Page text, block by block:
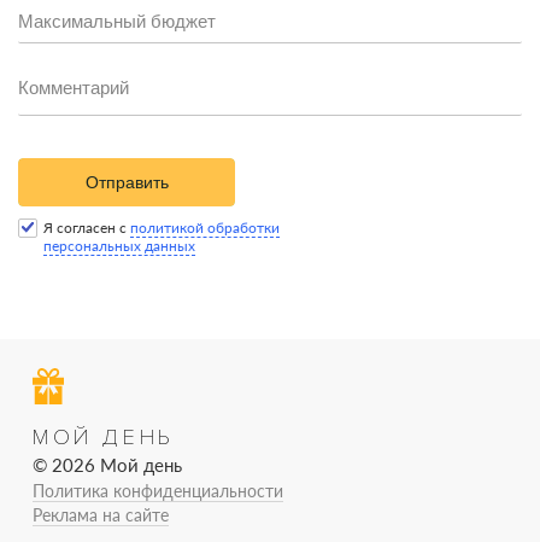
Отправить
Я согласен с политикой обработки
персональных данных
МОЙ ДЕНЬ
© 2026 Мой день
Политика конфиденциальности
Реклама на сайте